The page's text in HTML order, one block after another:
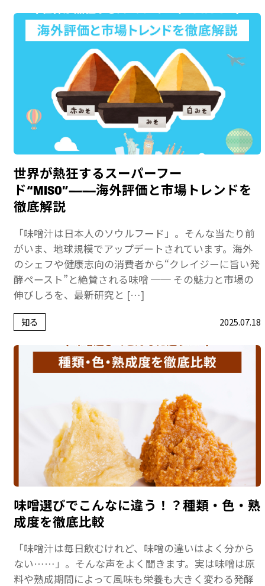
世界が熱狂するスーパーフー
ド“MISO”——海外評価と市場トレンドを
徹底解説
「味噌汁は日本人のソウルフード」。そんな当たり前
がいま、地球規模でアップデートされています。海外
のシェフや健康志向の消費者から“クレイジーに旨い発
酵ペースト”と絶賛される味噌 ── その魅力と市場の
伸びしろを、最新研究と […]
知る 2025.07.18
味噌選びでこんなに違う！？種類・色・熟
成度を徹底比較
「味噌汁は毎日飲むけれど、味噌の違いはよく分から
ない……」。そんな声をよく聞きます。実は味噌は原
料や熟成期間によって風味も栄養も大きく変わる発酵